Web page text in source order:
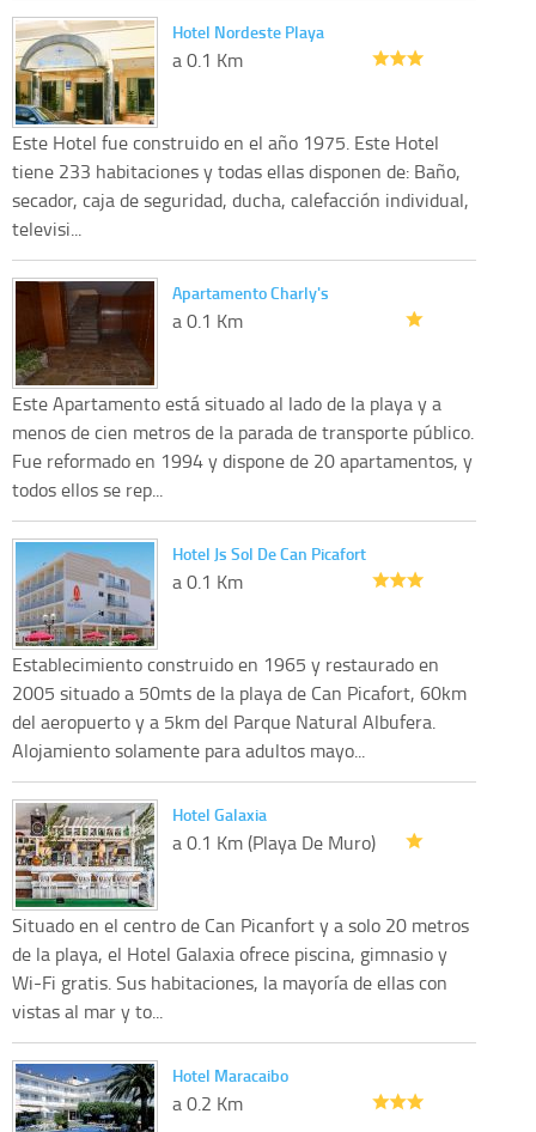
Hotel Nordeste Playa
a 0.1 Km
Este Hotel fue construido en el año 1975. Este Hotel
tiene 233 habitaciones y todas ellas disponen de: Baño,
secador, caja de seguridad, ducha, calefacción individual,
televisi...
Apartamento Charly's
a 0.1 Km
Este Apartamento está situado al lado de la playa y a
menos de cien metros de la parada de transporte público.
Fue reformado en 1994 y dispone de 20 apartamentos, y
todos ellos se rep...
Hotel Js Sol De Can Picafort
a 0.1 Km
Establecimiento construido en 1965 y restaurado en
2005 situado a 50mts de la playa de Can Picafort, 60km
del aeropuerto y a 5km del Parque Natural Albufera.
Alojamiento solamente para adultos mayo...
Hotel Galaxia
a 0.1 Km (Playa De Muro)
Situado en el centro de Can Picanfort y a solo 20 metros
de la playa, el Hotel Galaxia ofrece piscina, gimnasio y
Wi-Fi gratis. Sus habitaciones, la mayoría de ellas con
vistas al mar y to...
Hotel Maracaibo
a 0.2 Km